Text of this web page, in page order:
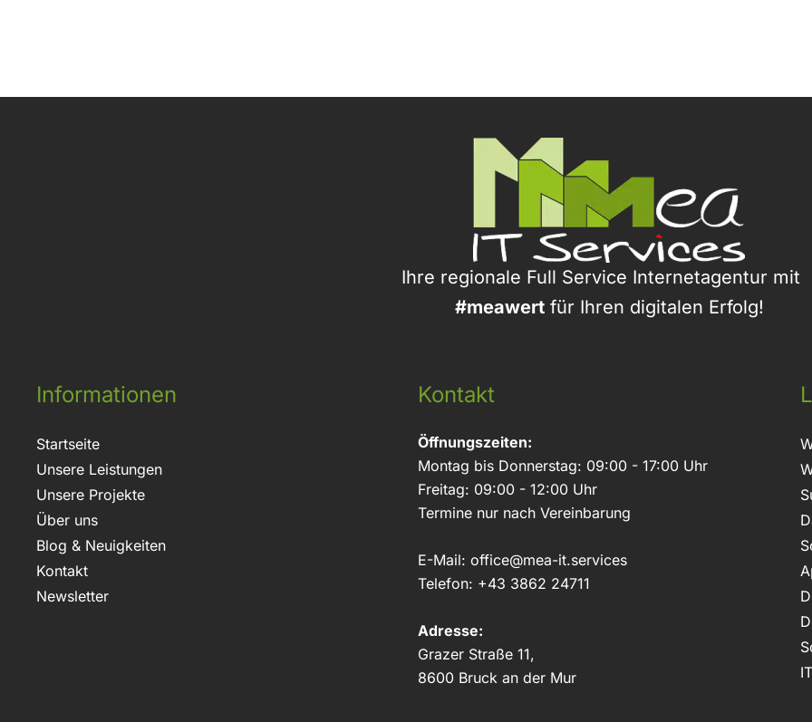
Ihre regionale Full Service Internetagentur
#meawertfür Ihren digitalen Erfolg!
Informationen
Startseite
Unsere Leistungen
Unsere Projekte
Über uns
Blog & Neuigkeiten
Kontakt
Newsletter
Kontakt
Öffnungszeiten:
Montag bis Donnerstag: 09:00 - 17:00 Uhr
Freitag: 09:00 - 12:00 Uhr
Termine nur nach Vereinbarung
E-Mail:office@mea-it.services
Telefon: +43 3862 24711
Adresse:
Grazer Straße 11,
8600 Bruck an der Mur